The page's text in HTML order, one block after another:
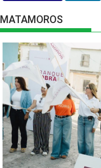
MATAMOROS